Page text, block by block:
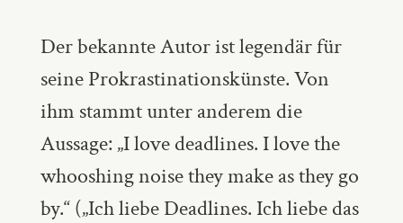
Der bekannte Autor ist legendär für
seine Prokrastinationskünste. Von
ihm stammt unter anderem die
Aussage: „I love deadlines. I love the
whooshing noise they make as they go
by.“ („Ich liebe Deadlines. Ich liebe das